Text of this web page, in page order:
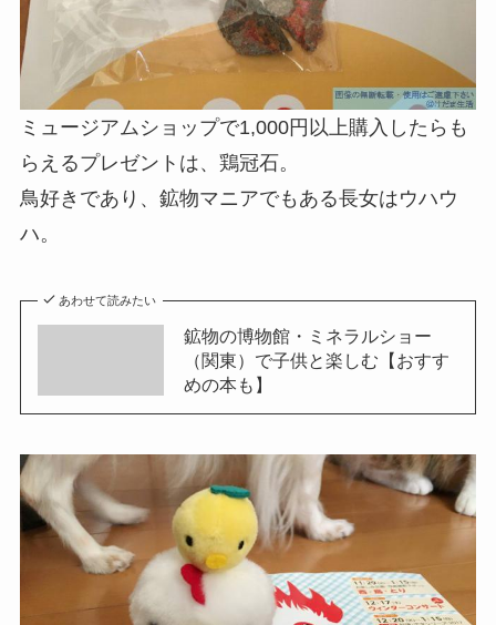
ミュージアムショップで1,000円以上購入したらも
らえるプレゼントは、鶏冠石。
鳥好きであり、鉱物マニアでもある長女はウハウ
ハ。
あわせて読みたい
鉱物の博物館・ミネラルショー
（関東）で子供と楽しむ【おすす
めの本も】